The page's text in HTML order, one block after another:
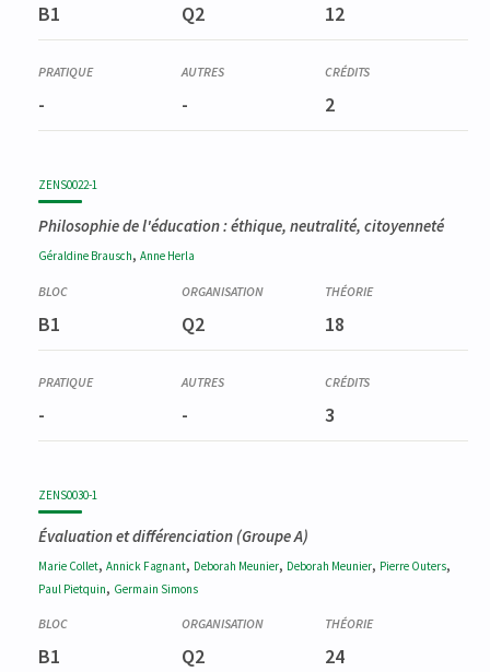
B1 Q2 12
- - 2
ZENS0022-1
Philosophie de l'éducation : éthique, neutralité, citoyenneté
Géraldine Brausch, Anne Herla
B1 Q2 18
- - 3
ZENS0030-1
Évaluation et différenciation (Groupe A)
Marie Collet, Annick Fagnant, Deborah Meunier, Deborah Meunier, Pierre Outers,
Paul Pietquin, Germain Simons
B1 Q2 24